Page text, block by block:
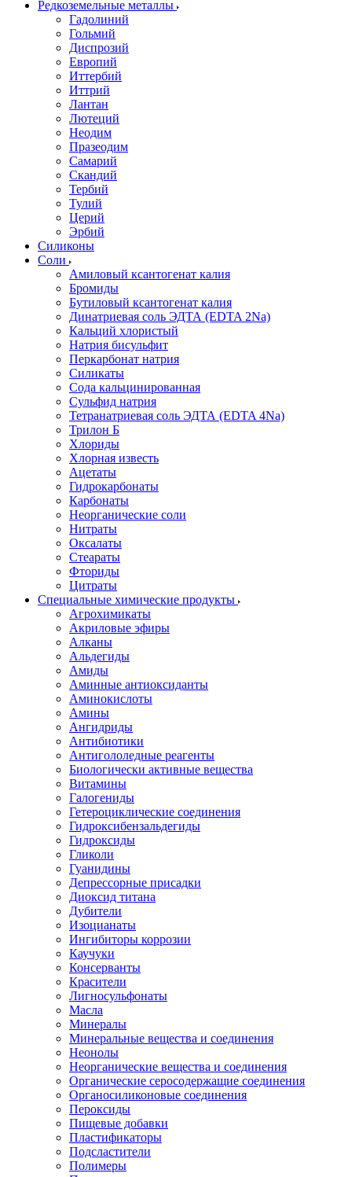
Редкоземельные металлы
Гадолиний
Гольмий
Диспрозий
Европий
Иттербий
Иттрий
Лантан
Лютеций
Неодим
Празеодим
Самарий
Скандий
Тербий
Тулий
Церий
Эрбий
Силиконы
Соли
Амиловый ксантогенат калия
Бромиды
Бутиловый ксантогенат калия
Динатриевая соль ЭДТА (EDTA 2Na)
Кальций хлористый
Натрия бисульфит
Перкарбонат натрия
Силикаты
Сода кальцинированная
Сульфид натрия
Тетранатриевая соль ЭДТА (EDTA 4Na)
Трилон Б
Хлориды
Хлорная известь
Ацетаты
Гидрокарбонаты
Карбонаты
Неорганические соли
Нитраты
Оксалаты
Стеараты
Фториды
Цитраты
Специальные химические продукты
Агрохимикаты
Акриловые эфиры
Алканы
Альдегиды
Амиды
Аминные антиоксиданты
Аминокислоты
Амины
Ангидриды
Антибиотики
Антигололедные реагенты
Биологически активные вещества
Витамины
Галогениды
Гетероциклические соединения
Гидроксибензальдегиды
Гидроксиды
Гликоли
Гуанидины
Депрессорные присадки
Диоксид титана
Дубители
Изоцианаты
Ингибиторы коррозии
Каучуки
Консерванты
Красители
Лигносульфонаты
Масла
Минералы
Минеральные вещества и соединения
Неонолы
Неорганические вещества и соединения
Органические серосодержащие соединения
Органосиликоновые соединения
Пероксиды
Пищевые добавки
Пластификаторы
Подсластители
Полимеры